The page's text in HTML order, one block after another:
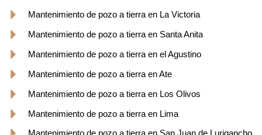
Mantenimiento de pozo a tierra en La Victoria
Mantenimiento de pozo a tierra en Santa Anita
Mantenimiento de pozo a tierra en el Agustino
Mantenimiento de pozo a tierra en Ate
Mantenimiento de pozo a tierra en Los Olivos
Mantenimiento de pozo a tierra en Lima
Mantenimiento de pozo a tierra en San Juan de Lurigancho